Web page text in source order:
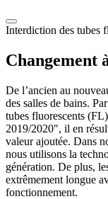
Interdiction des tubes
Changement
De l’ancien au
des salles de bains.
tubes fluorescents
2019/2020", il en
valeur ajoutée. Dans
nous utilisons la
génération. De plus,
extrêmement longue
fonctionnement.